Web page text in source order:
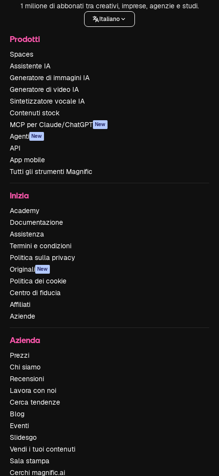
1 milione di abbonati tra creativi, imprese, agenzie e studi.
Italiano
Prodotti
Spaces
Assistente IA
Generatore di immagini IA
Generatore di video IA
Sintetizzatore vocale IA
Contenuti stock
MCP per Claude/ChatGPT New
Agenti New
API
App mobile
Tutti gli strumenti Magnific
Inizia
Academy
Documentazione
Assistenza
Termini e condizioni
Politica sulla privacy
Originali New
Politica dei cookie
Centro di fiducia
Affiliati
Aziende
Azienda
Prezzi
Chi siamo
Recensioni
Lavora con noi
Cerca tendenze
Blog
Eventi
Slidesgo
Vendi i tuoi contenuti
Sala stampa
Cerchi magnific.ai